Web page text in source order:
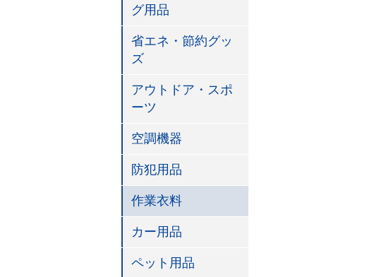
グ用品
省エネ・節約グッ
ズ
アウトドア・スポ
ーツ
空調機器
防犯用品
作業衣料
カー用品
ペット用品